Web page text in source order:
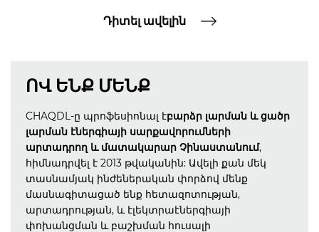
Դիտել ավելին
ՈՎ ԵՆՔ ՄԵՆՔ
CHAQDL-ը պրոֆեսիոնալ էբարձր լարման և ցածր
լարման էներգիայի սարքավորումների
արտադրող և մատակարար Չինաստանում,
հիմնադրվել է 2013 թվականին: Ավելի քան մեկ
տասնամյակ ինժեներական փորձով մենք
մասնագիտացած ենք հետազոտության,
արտադրության, և էլեկտրաէներգիայի
փոխանցման և բաշխման հուսալի